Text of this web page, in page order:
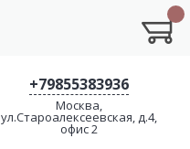
+79855383936
Москва,
ул.Староалексеевская, д.4,
офис 2